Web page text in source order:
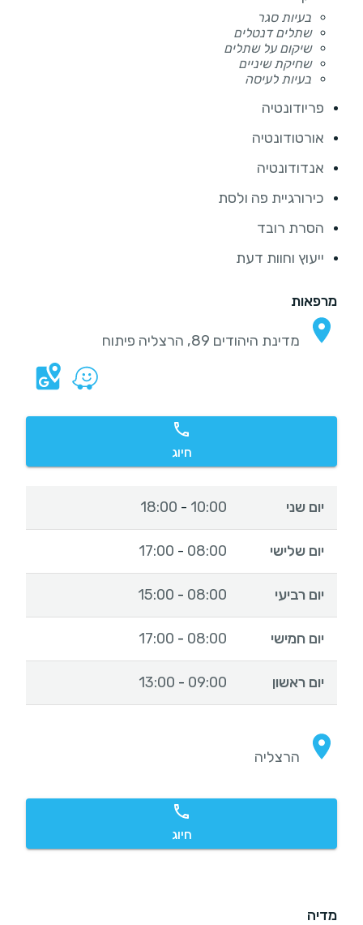
בעיות סגר
שתלים דנטלים
שיקום על שתלים
שחיקת שיניים
בעיות לעיסה
פריודונטיה
אורטודונטיה
אנדודונטיה
כירורגיית פה ולסת
הסרת רובד
ייעוץ וחוות דעת
מרפאות
מדינת היהודים 89, הרצליה פיתוח
חיוג
יום שני 10:00
-
18:00
יום שלישי 08:00
-
17:00
יום רביעי 08:00
-
15:00
יום חמישי 08:00
-
17:00
יום ראשון 09:00
-
13:00
הרצליה
חיוג
מדיה